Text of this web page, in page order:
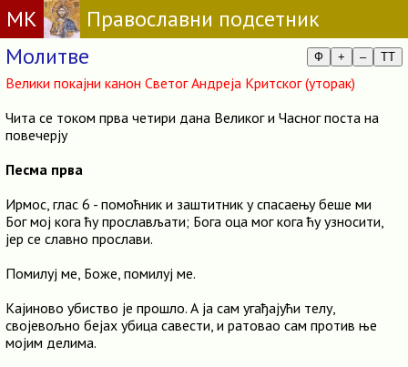
МК
Православни подсетник
Молитве
Ф + – TT
Велики покајни канон Светог Андреја Критског (уторак)
Чита се током прва четири дана Великог и Часног поста на
повечерју
Песма прва
Ирмос, глас 6 - помоћник и заштитник у спасаењу беше ми
Бог мoј кога ћу прослављати; Бога оца мог кога ћу узносити,
јер се славно прослави.
Помилуј ме, Боже, помилуј ме.
Кајиново убиство је прошло. А ја сам угађајући телу,
својевољно бејах убица савести, и ратовао сам против ње
мојим делима.